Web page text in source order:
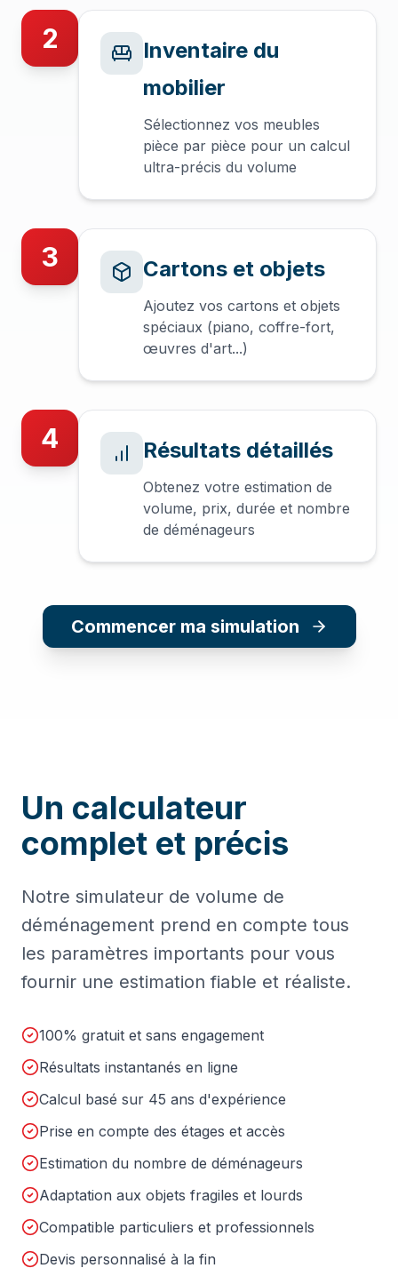
2
Inventaire du
mobilier
Sélectionnez vos meubles
pièce par pièce pour un calcul
ultra-précis du volume
3 Cartons et objets
Ajoutez vos cartons et objets
spéciaux (piano, coffre-fort,
œuvres d'art...)
4 Résultats détaillés
Obtenez votre estimation de
volume, prix, durée et nombre
de déménageurs
Commencer ma simulation
Un calculateur
complet et précis
Notre simulateur de volume de
déménagement prend en compte tous
les paramètres importants pour vous
fournir une estimation fiable et réaliste.
100% gratuit et sans engagement
Résultats instantanés en ligne
Calcul basé sur 45 ans d'expérience
Prise en compte des étages et accès
Estimation du nombre de déménageurs
Adaptation aux objets fragiles et lourds
Compatible particuliers et professionnels
Devis personnalisé à la fin